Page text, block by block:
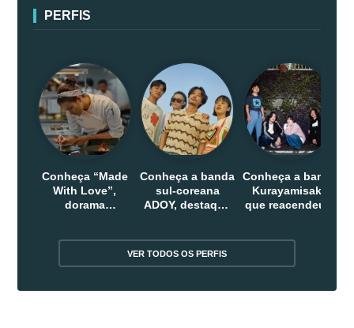
PERFIS
Conheça “Made
With Love”,
dorama
Conheça a banda
sul-coreana
ADOY, destaque
Conheça a banda
Kurayamisaka
que reacendeu o
VER TODOS OS PERFIS